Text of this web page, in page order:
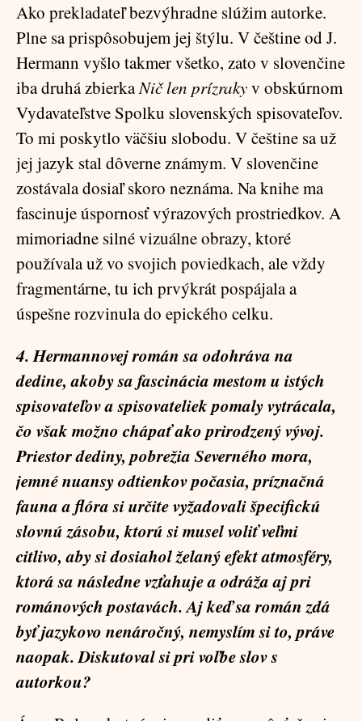
Ako prekladateľ bezvýhradne slúžim autorke.
Plne sa prispôsobujem jej štýlu. V češtine od J.
Hermann vyšlo takmer všetko, zato v slovenčine
iba druhá zbierkaNič len prízrakyv obskúrnom
Vydavateľstve Spolku slovenských spisovateľov.
To mi poskytlo väčšiu slobodu. V češtine sa už
jej jazyk stal dôverne známym. V slovenčine
zostávala dosiaľ skoro neznáma. Na knihe ma
fascinuje úspornosť výrazových prostriedkov. A
mimoriadne silné vizuálne obrazy, ktoré
používala už vo svojich poviedkach, ale vždy
fragmentárne, tu ich prvýkrát pospájala a
úspešne rozvinula do epického celku.
4. Hermannovej román sa odohráva na
dedine, akoby sa fascinácia mestom u istých
spisovateľov a spisovateliek pomaly vytrácala,
čo však možno chápať ako prirodzený vývoj.
Priestor dediny, pobrežia Severného mora,
jemné nuansy odtienkov počasia, príznačná
fauna a flóra si určite vyžadovali špecifickú
slovnú zásobu, ktorú si musel voliť veľmi
citlivo, aby si dosiahol želaný efekt atmosféry,
ktorá sa následne vzťahuje a odráža aj pri
románových postavách. Aj keď sa román zdá
byť jazykovo nenáročný, nemyslím si to, práve
naopak. Diskutoval si pri voľbe slov s
autorkou?